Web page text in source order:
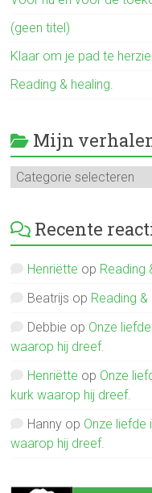
(geen titel)
Klaar om je pad te
Reading & healing.
Mijn
Mijn
verhalen
Recente
Henriëtte op Reading
Beatrijs op Reading &
Debbie op Onze
waarop hij dreef.
Henriëtte op Onze
kurk waarop hij dreef.
Hanny op Onze liefde
waarop hij dreef.